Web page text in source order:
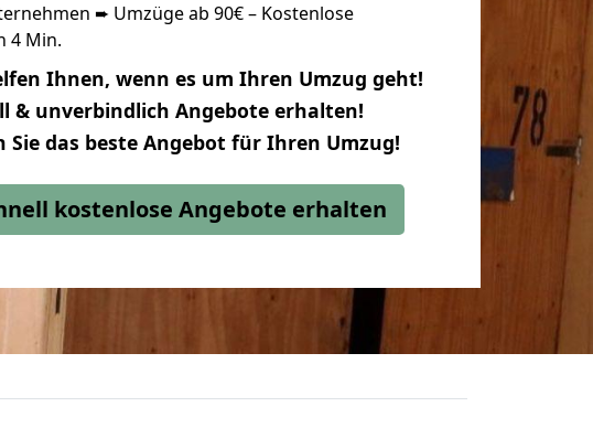
➨ Umzüge ab 90€ – Kostenlose
4 Min.
Ihnen, wenn es um Ihren Umzug geht!
& unverbindlich Angebote erhalten!
Sie das beste Angebot für Ihren Umzug!
kostenlose Angebote erhalten